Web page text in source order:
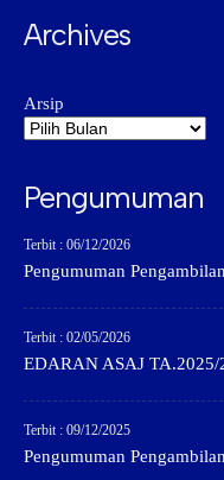
Archives
Arsip
Pengumuman
Terbit : 06/12/2026
Pengumuman
Terbit : 02/05/2026
EDARAN ASAJ TA.2025/
Terbit : 09/12/2025
Pengumuman